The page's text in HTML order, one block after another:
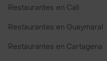
Restaurantes en Cali
Restaurantes en Guaymaral
Restaurantes en Cartagena